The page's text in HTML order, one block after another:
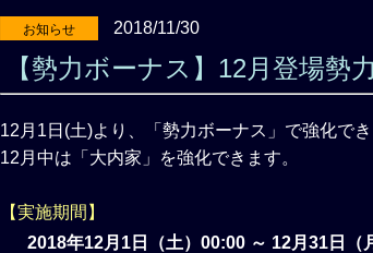
お知らせ 2018/11/30
【勢力ボーナス】12月登場勢力
12月1日(土)より、「勢力ボーナス」で強化でき
12月中は「大内家」を強化できます。
【実施期間】
2018年12月1日（土）00:00 ～ 12月31日（